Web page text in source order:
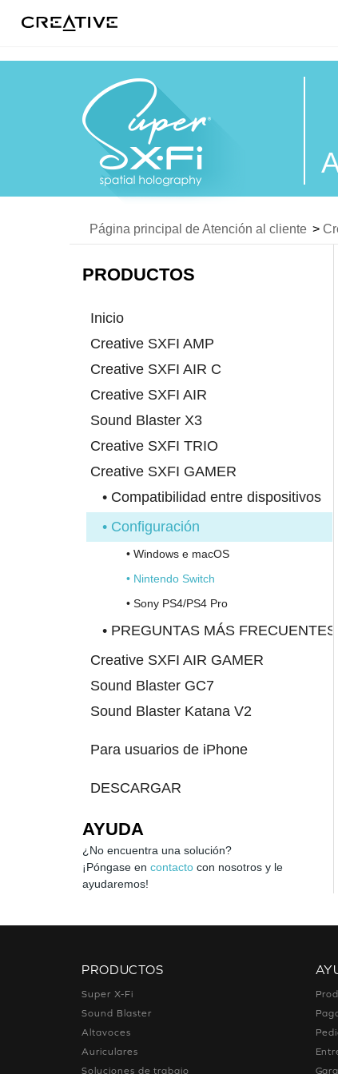
Página principal de Atención al cliente >
PRODUCTOS
Inicio
Creative SXFI AMP
Creative SXFI AIR C
Creative SXFI AIR
Sound Blaster X3
Creative SXFI TRIO
Creative SXFI GAMER
• Compatibilidad entre dispositivos
• Configuración
• Windows e macOS
• Nintendo Switch
• Sony PS4/PS4 Pro
• PREGUNTAS MÁS FRECUENTES
Creative SXFI AIR GAMER
Sound Blaster GC7
Sound Blaster Katana V2
Para usuarios de iPhone
DESCARGAR
AYUDA
¿No encuentra una solución?
¡Póngase en contacto con nosotros y le
ayudaremos!
PRODUCTOS
Super X-Fi
Sound Blaster
Altavoces
Auriculares
Soluciones de trabajo